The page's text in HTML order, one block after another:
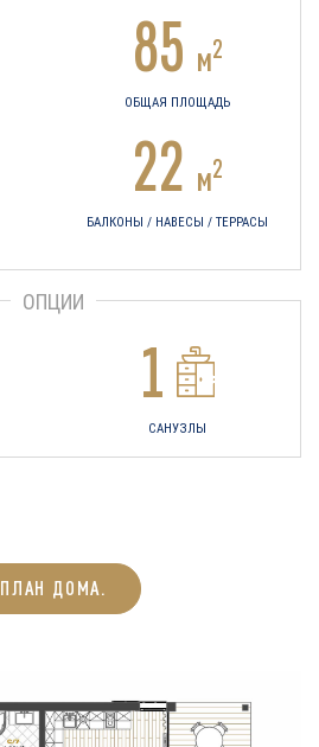
85 м2
ОБЩАЯ ПЛОЩАДЬ
22 м2
БАЛКОНЫ / НАВЕСЫ / ТЕРРАСЫ
ОПЦИИ
1
САНУЗЛЫ
ПЛАН ДОМА.